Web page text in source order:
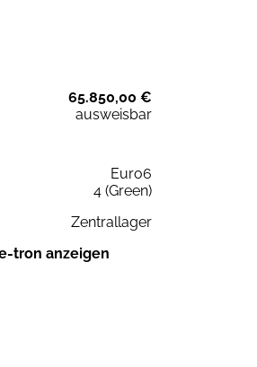
65.850,00 €
ausweisbar
Euro6
4 (Green)
Zentrallager
tron anzeigen